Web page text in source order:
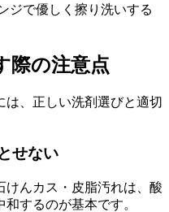
ジで優しく擦り洗いする
際の注意点
は、正しい洗剤選びと適切
せない
けんカス・皮脂汚れは、酸
するのが基本です。